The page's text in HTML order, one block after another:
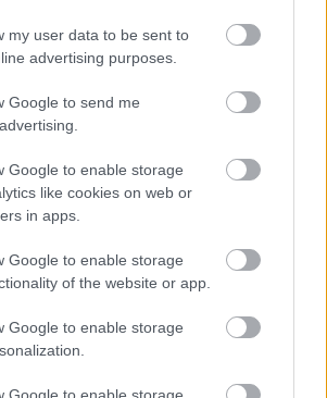
my user data to be sent to
advertising purposes.
Google to send me
Google to enable storage
like cookies on web or
in apps.
Google to enable storage
of the website or app.
Google to enable storage
Google to enable storage
kukkants be érte a spam